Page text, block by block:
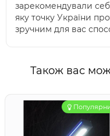
зарекомендували
яку точку України
зручним для вас
Також вас